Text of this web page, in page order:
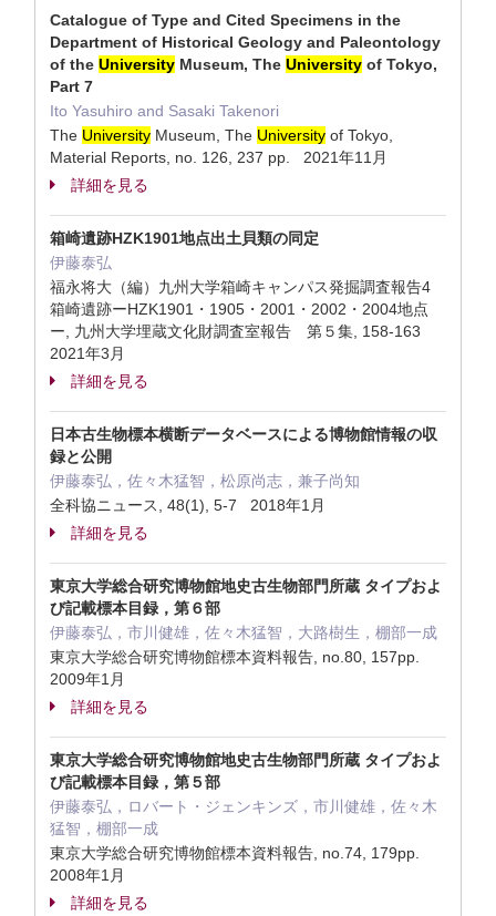
Catalogue of Type and Cited Specimens in the
Department of Historical Geology and Paleontology
of the University Museum, The University of Tokyo,
Part 7
Ito Yasuhiro and Sasaki Takenori
The University Museum, The University of Tokyo,
Material Reports, no. 126, 237 pp. 2021年11月
詳細を見る
箱崎遺跡HZK1901地点出土貝類の同定
伊藤泰弘
福永将大（編）九州大学箱崎キャンパス発掘調査報告4
箱崎遺跡ーHZK1901・1905・2001・2002・2004地点
ー, 九州大学埋蔵文化財調査室報告 第５集, 158-163
2021年3月
詳細を見る
日本古生物標本横断データベースによる博物館情報の収
録と公開
伊藤泰弘，佐々木猛智，松原尚志，兼子尚知
全科協ニュース, 48(1), 5-7 2018年1月
詳細を見る
東京大学総合研究博物館地史古生物部門所蔵 タイプおよ
び記載標本目録，第６部
伊藤泰弘，市川健雄，佐々木猛智，大路樹生，棚部一成
東京大学総合研究博物館標本資料報告, no.80, 157pp.
2009年1月
詳細を見る
東京大学総合研究博物館地史古生物部門所蔵 タイプおよ
び記載標本目録，第５部
伊藤泰弘，ロバート・ジェンキンズ，市川健雄，佐々木
猛智，棚部一成
東京大学総合研究博物館標本資料報告, no.74, 179pp.
2008年1月
詳細を見る